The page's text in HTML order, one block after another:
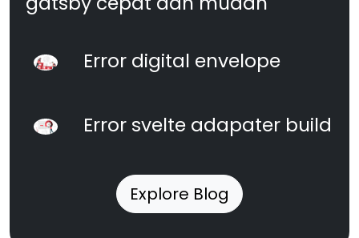
Error digital envelope
Error svelte adapater build
Explore Blog